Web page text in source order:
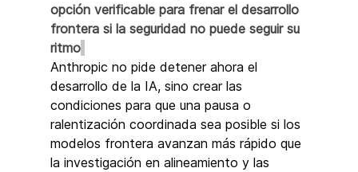
opción verificable para frenar el desarrollo
frontera si la seguridad no puede seguir su
ritmo
Anthropic no pide detener ahora el
desarrollo de la IA, sino crear las
condiciones para que una pausa o
ralentización coordinada sea posible si los
modelos frontera avanzan más rápido que
la investigación en alineamiento y las